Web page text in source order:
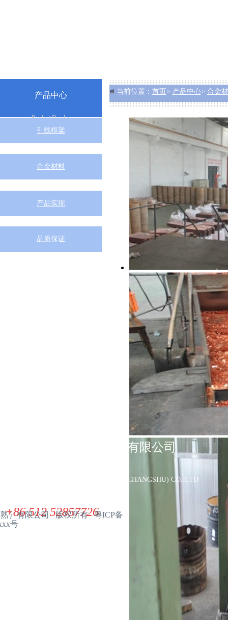
当前位置： 首页 > 产品中心> 合金
产品中心
Product Display
引线框架
合金材料
产品实现
品质保证
展华电子材料（常熟）有限公司
ZHANHUA ELECTRONIC MATERIAL(CHANGSHU) CO. LTD
+86 512 52857726
）有限公司 版权所有 粤ICP备
号